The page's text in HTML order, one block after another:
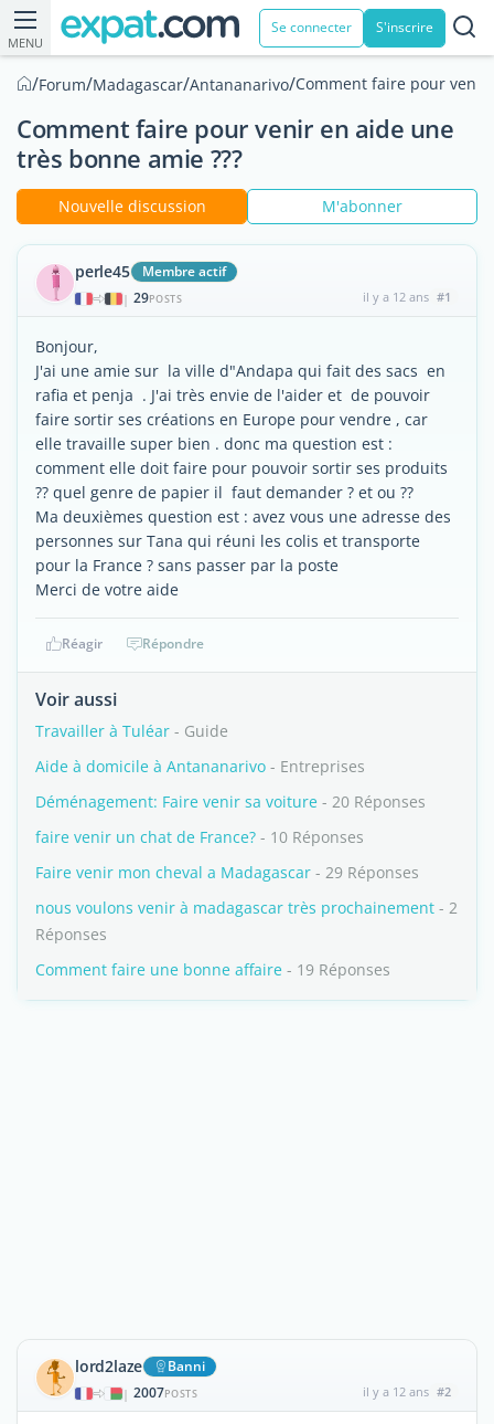
MENU
Se connecter S'inscrire
/Forum/Madagascar/Antananarivo/Comment faire pour venir
Comment faire pour venir en aide une
très bonne amie ???
Nouvelle discussion M'abonner
perle45 Membre actif
| 29POSTS il y a 12 ans #1
Bonjour,
J'ai une amie sur la ville d"Andapa qui fait des sacs en
rafia et penja . J'ai très envie de l'aider et de pouvoir
faire sortir ses créations en Europe pour vendre , car
elle travaille super bien . donc ma question est :
comment elle doit faire pour pouvoir sortir ses produits
?? quel genre de papier il faut demander ? et ou ??
Ma deuxièmes question est : avez vous une adresse des
personnes sur Tana qui réuni les colis et transporte
pour la France ? sans passer par la poste
Merci de votre aide
Réagir Répondre
Voir aussi
Travailler à Tuléar - Guide
Aide à domicile à Antananarivo - Entreprises
Déménagement: Faire venir sa voiture - 20 Réponses
faire venir un chat de France? - 10 Réponses
Faire venir mon cheval a Madagascar - 29 Réponses
nous voulons venir à madagascar très prochainement - 2
Réponses
Comment faire une bonne affaire - 19 Réponses
lord2laze Banni
| 2007POSTS il y a 12 ans #2